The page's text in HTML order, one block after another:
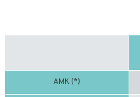
AMK (*)